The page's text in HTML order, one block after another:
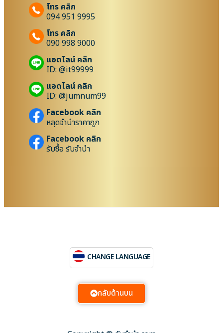
โทร คลิก
094 951 9995
โทร คลิก
090 998 9000
แอดไลน์ คลิก
ID: @it99999
แอดไลน์ คลิก
ID: @jumnum99
Facebook คลิก
หลุดจำนำราคาถูก
Facebook คลิก
รับซื้อ รับจำนำ
CHANGE LANGUAGE
กลับด้านบน